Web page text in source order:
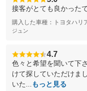
接客がとても良かったで
購入した車種：トヨタハリ
ジュン
4.7
色々と希望を聞いて下
けて探していただけま
いた...
もっと見る